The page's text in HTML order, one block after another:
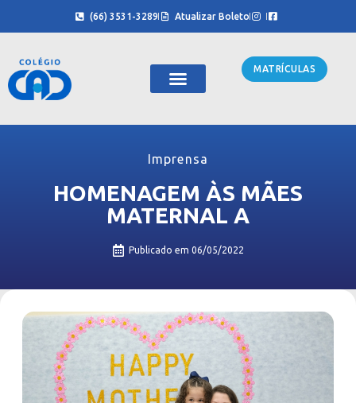
(66) 3531-3289 Atualizar Boleto
MATRÍCULAS
Imprensa
HOMENAGEM ÀS MÃES
MATERNAL A
Publicado em 06/05/2022